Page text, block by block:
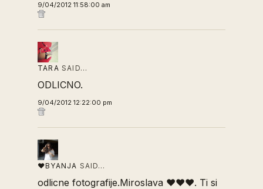
9/04/2012 11:58:00 am
TARA SAID…
ODLICNO.
9/04/2012 12:22:00 pm
♥BYANJA SAID…
odlicne fotografije.Miroslava ♥♥♥. Ti si